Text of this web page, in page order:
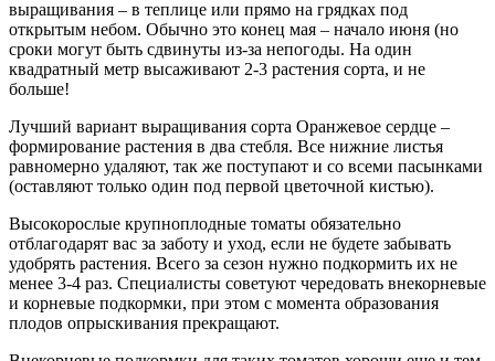
выращивания – в теплице или прямо на грядках под
открытым небом. Обычно это конец мая – начало июня (но
сроки могут быть сдвинуты из-за непогоды. На один
квадратный метр высаживают 2-3 растения сорта, и не
больше!
Лучший вариант выращивания сорта Оранжевое сердце –
формирование растения в два стебля. Все нижние листья
равномерно удаляют, так же поступают и со всеми пасынками
(оставляют только один под первой цветочной кистью).
Высокорослые крупноплодные томаты обязательно
отблагодарят вас за заботу и уход, если не будете забывать
удобрять растения. Всего за сезон нужно подкормить их не
менее 3-4 раз. Специалисты советуют чередовать внекорневые
и корневые подкормки, при этом с момента образования
плодов опрыскивания прекращают.